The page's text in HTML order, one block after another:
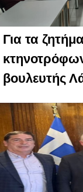
Για τα
βουλευτής